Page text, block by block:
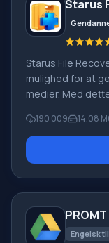
Starus
Starus File
mulighed for at
medier. Med
slettet uden om
software, mistet
tømning af
190 009 14.08
PROMT
Engelsk